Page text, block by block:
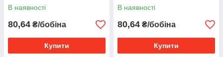
В наявності
80,64 ₴/бобіна
Купити
В наявності
80,64 ₴/бобіна
Купити